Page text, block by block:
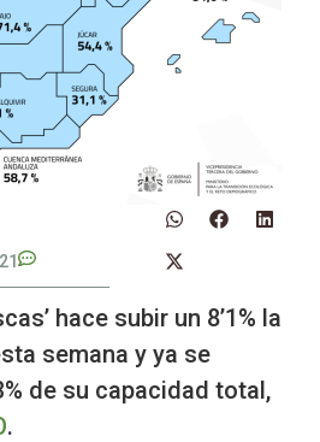
hace subir un 8’1% la
semana y ya se
de su capacidad total,
.